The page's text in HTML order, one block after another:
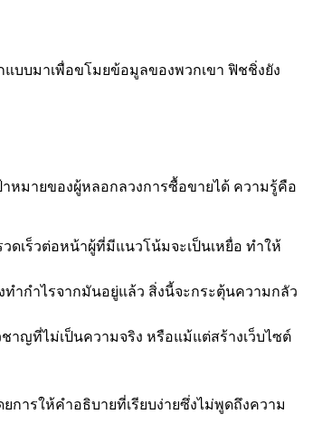
บบมาเพื่อขโมยข้อมูลของพวกเขา ฟิชชิ่งยัง
มายของผู้หลอกลวงการซื้อขายได้ ความรู้คือ
ดเร็วต่อหน้าผู้ที่มีแนวโน้มจะเป็นเหยื่อ ทำให้
ทำกำไรจากมันอยู่แล้ว สิ่งนี้จะกระตุ้นความกลัว
าญที่ไม่เป็นความจริง หรือแม้แต่สร้างเว็บไซต์
ารให้คำอธิบายที่เรียบง่ายซึ่งไม่พูดถึงความ